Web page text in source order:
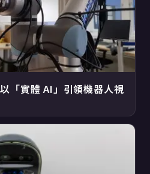
「實體 AI」引領機器人視